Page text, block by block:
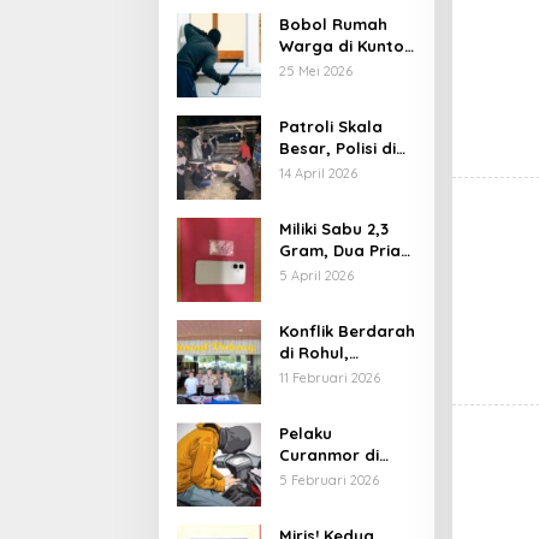
Amankan
Barang Bukti
128,02 Gram
Bobol Rumah
Warga di Kunto
Darussalam,
25 Mei 2026
Patroli Skala
Besar, Polisi di
Rokan Hulu
Narkoba
14 April 2026
Miliki Sabu 2,3
Gram, Dua Pria
di Rokan Hulu
5 April 2026
Konflik Berdarah
di Rohul,
Wakapolda Riau:
Terlibat
11 Februari 2026
Pelaku
Curanmor di
Rokan Hulu
5 Februari 2026